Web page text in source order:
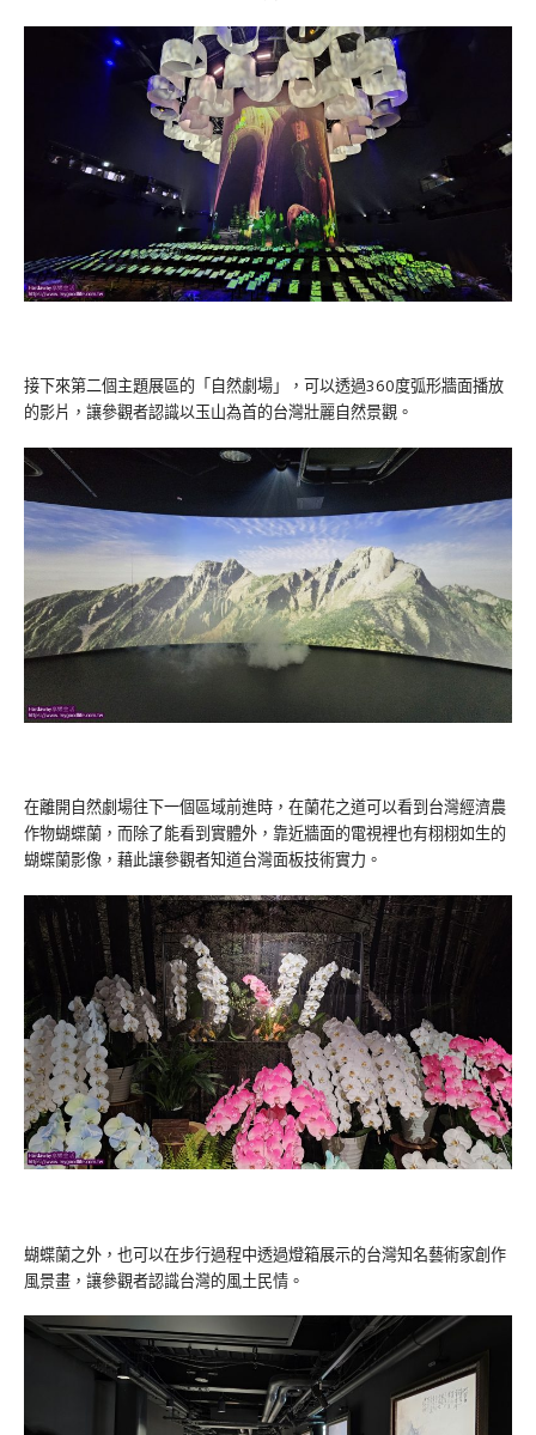
接下來第二個主題展區的「自然劇場」，可以透過360度弧形牆面播放
的影片，讓參觀者認識以玉山為首的台灣壯麗自然景觀。
在離開自然劇場往下一個區域前進時，在蘭花之道可以看到台灣經濟農
作物蝴蝶蘭，而除了能看到實體外，靠近牆面的電視裡也有栩栩如生的
蝴蝶蘭影像，藉此讓參觀者知道台灣面板技術實力。
蝴蝶蘭之外，也可以在步行過程中透過燈箱展示的台灣知名藝術家創作
風景畫，讓參觀者認識台灣的風土民情。